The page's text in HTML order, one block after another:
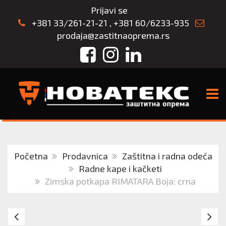
Prijavi se
+381 33/261-21-21 , +381 60/6233-935
prodaja@zastitnaoprema.rs
FacebookInstagram
LinkedIn
Početna Prodavnica
Zaštitna i radna odeća
Radne kape i kačketi
Zimska potkapa RIMATARA Boja: crna
CERVA